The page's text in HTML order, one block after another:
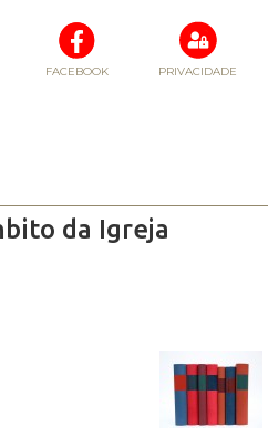
FACEBOOK PRIVACIDADE
da Igreja